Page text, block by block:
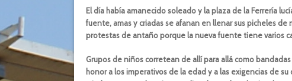
El día había amanecido soleado y la plaza de la Ferrería
fuente, amas y criadas se afanan en llenar sus picheles
protestas de antaño porque la nueva fuente tiene varios
Grupos de niños corretean de allí para allá como
honor a los imperativos de la edad y a las exigencias de